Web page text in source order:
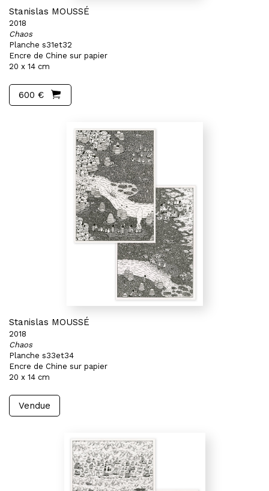
Stanislas MOUSSÉ
2018
Chaos
Planche s31et32
Encre de Chine sur papier
20 x 14 cm
600 €
Stanislas MOUSSÉ
2018
Chaos
Planche s33et34
Encre de Chine sur papier
20 x 14 cm
Vendue